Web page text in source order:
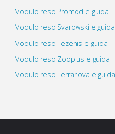
Modulo reso Promod e guida
Modulo reso Svarowski e guida
Modulo reso Tezenis e guida
Modulo reso Zooplus e guida
Modulo reso Terranova e guida